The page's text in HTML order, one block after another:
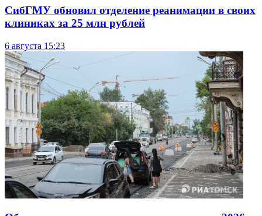
СибГМУ обновил отделение реанимации в своих
клиниках за 25 млн рублей
6 августа 15:23